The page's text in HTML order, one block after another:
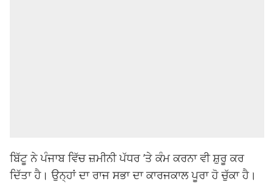
ਬਿੱਟੂ ਨੇ ਪੰਜਾਬ ਵਿੱਚ ਜ਼ਮੀਨੀ ਪੱਧਰ ’ਤੇ ਕੰਮ ਕਰਨਾ ਵੀ ਸ਼ੁਰੂ ਕਰ
ਦਿੱਤਾ ਹੈ। ਉਨ੍ਹਾਂ ਦਾ ਰਾਜ ਸਭਾ ਦਾ ਕਾਰਜਕਾਲ ਪੂਰਾ ਹੋ ਚੁੱਕਾ ਹੈ।